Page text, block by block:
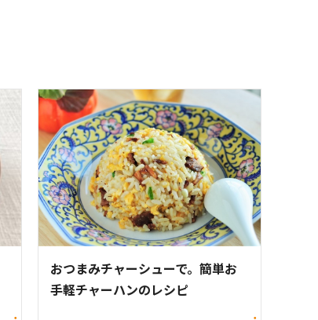
おつまみチャーシューで。簡単お
手軽チャーハンのレシピ